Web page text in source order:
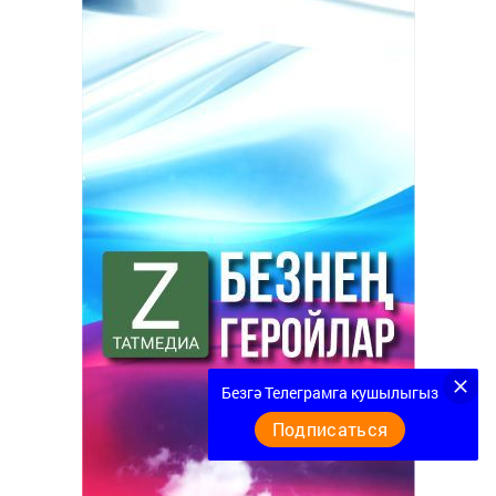
Безгә Телеграмга кушылыгыз
Подписаться